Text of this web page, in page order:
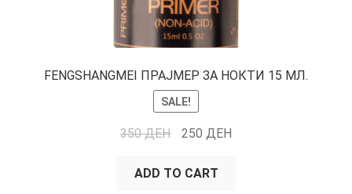
FENGSHANGMEI ПРАЈМЕР ЗА НОКТИ 15 МЛ.
SALE!
350ДЕН 250 ДЕН
ADD TO CART